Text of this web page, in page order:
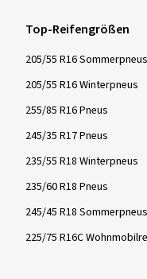
Top-Reifengrößen
205/55 R16 Sommerpneus
205/55 R16 Winterpneus
255/85 R16 Pneus
245/35 R17 Pneus
235/55 R18 Winterpneus
235/60 R18 Pneus
245/45 R18 Sommerpneus
225/75 R16C